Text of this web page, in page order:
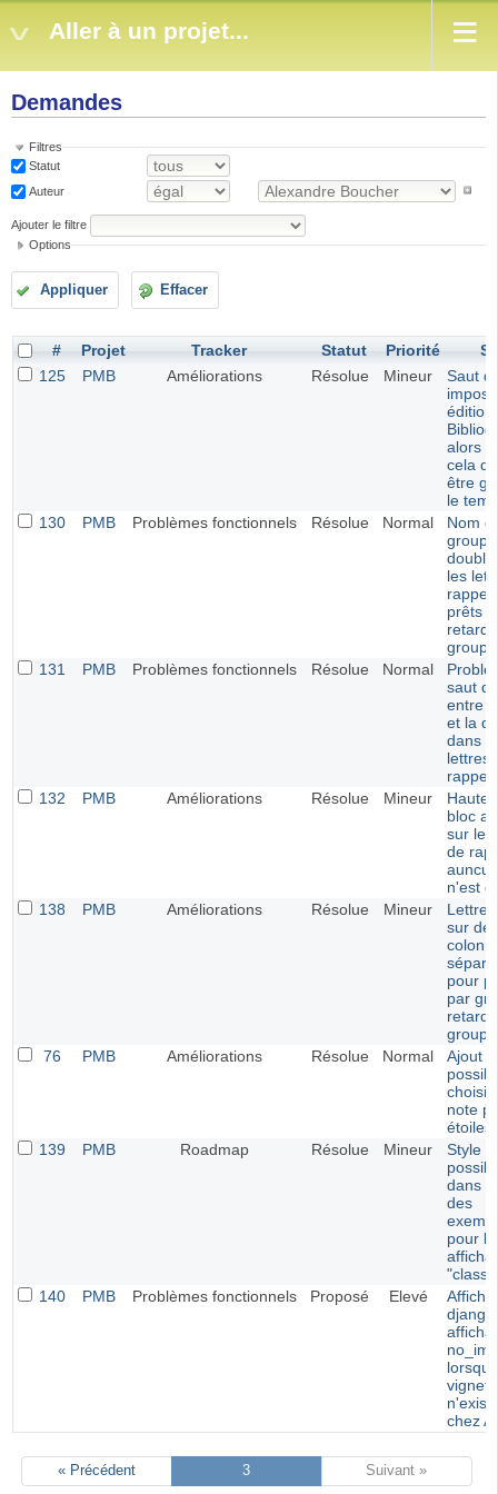
Aller à un projet...
Demandes
Filtres
Statut
Auteur
Ajouter le filtre
Options
Appliquer Effacer
# Projet Tracker Statut Priorité
125
PMB Améliorations Résolue Mineur
Saut
édition
alors
cela
être
le
130
PMB Problèmes fonctionnels Résolue Normal
Nom
les
rappel
prêts
groupe
131
PMB Problèmes fonctionnels Résolue Normal
saut
entre
et la
dans
lettres
rappel
132
PMB Améliorations Résolue Mineur
bloc
sur les
de
n'est
138
PMB Améliorations Résolue Mineur
Lettre
sur
pour
par
groupe
76
PMB Améliorations Résolue Normal
Ajout
choisir
note
étoiles
139
PMB Roadmap Résolue Mineur
Style
dans
des
pour
140
PMB Problèmes fonctionnels Proposé Elevé
django
chez
« Précédent 3 Suivant »